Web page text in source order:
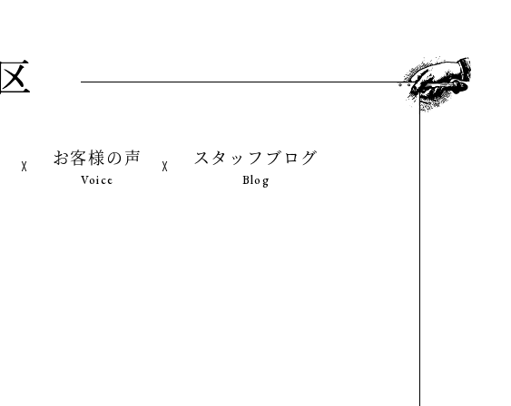
お客様の声
Voice
スタッフブログ
Blog